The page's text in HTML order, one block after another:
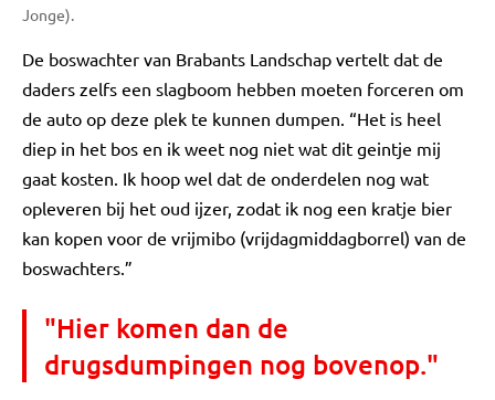
Jonge).
De boswachter van Brabants Landschap vertelt dat de
daders zelfs een slagboom hebben moeten forceren om
de auto op deze plek te kunnen dumpen. “Het is heel
diep in het bos en ik weet nog niet wat dit geintje mij
gaat kosten. Ik hoop wel dat de onderdelen nog wat
opleveren bij het oud ijzer, zodat ik nog een kratje bier
kan kopen voor de vrijmibo (vrijdagmiddagborrel) van de
boswachters.”
"Hier komen dan de
drugsdumpingen nog bovenop."